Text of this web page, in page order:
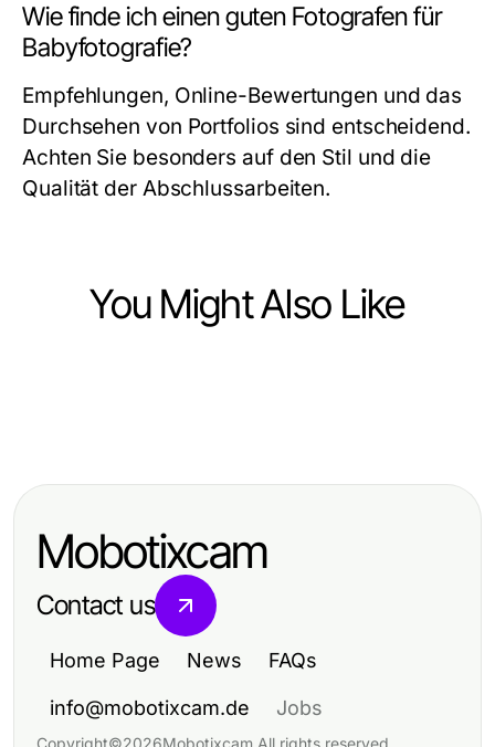
Wie finde ich einen guten Fotografen für
Babyfotografie?
Empfehlungen, Online-Bewertungen und das
Durchsehen von Portfolios sind entscheidend.
Achten Sie besonders auf den Stil und die
Qualität der Abschlussarbeiten.
You Might Also Like
Erlebnisse und musikalische
Captivating Trends in Arts &
Mobotixcam
Contact us
Home Page News FAQs
info@mobotixcam.de Jobs